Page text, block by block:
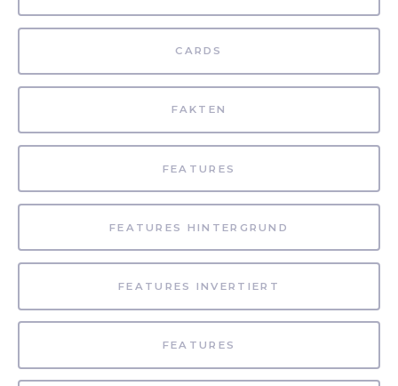
CARDS
FAKTEN
FEATURES
FEATURES HINTERGRUND
FEATURES INVERTIERT
FEATURES